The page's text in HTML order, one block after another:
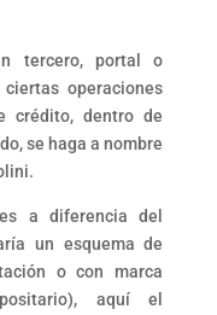
tercero, portal o
operaciones
crédito, dentro de
se haga a nombre
a diferencia del
un esquema de
o con marca
aquí el